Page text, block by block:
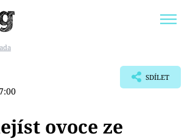
SDÍLET
ovoce ze